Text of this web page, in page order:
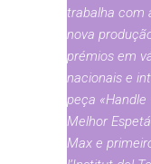
trabalha com
nova
prémios em
nacionais e
peça
Melhor
Max e